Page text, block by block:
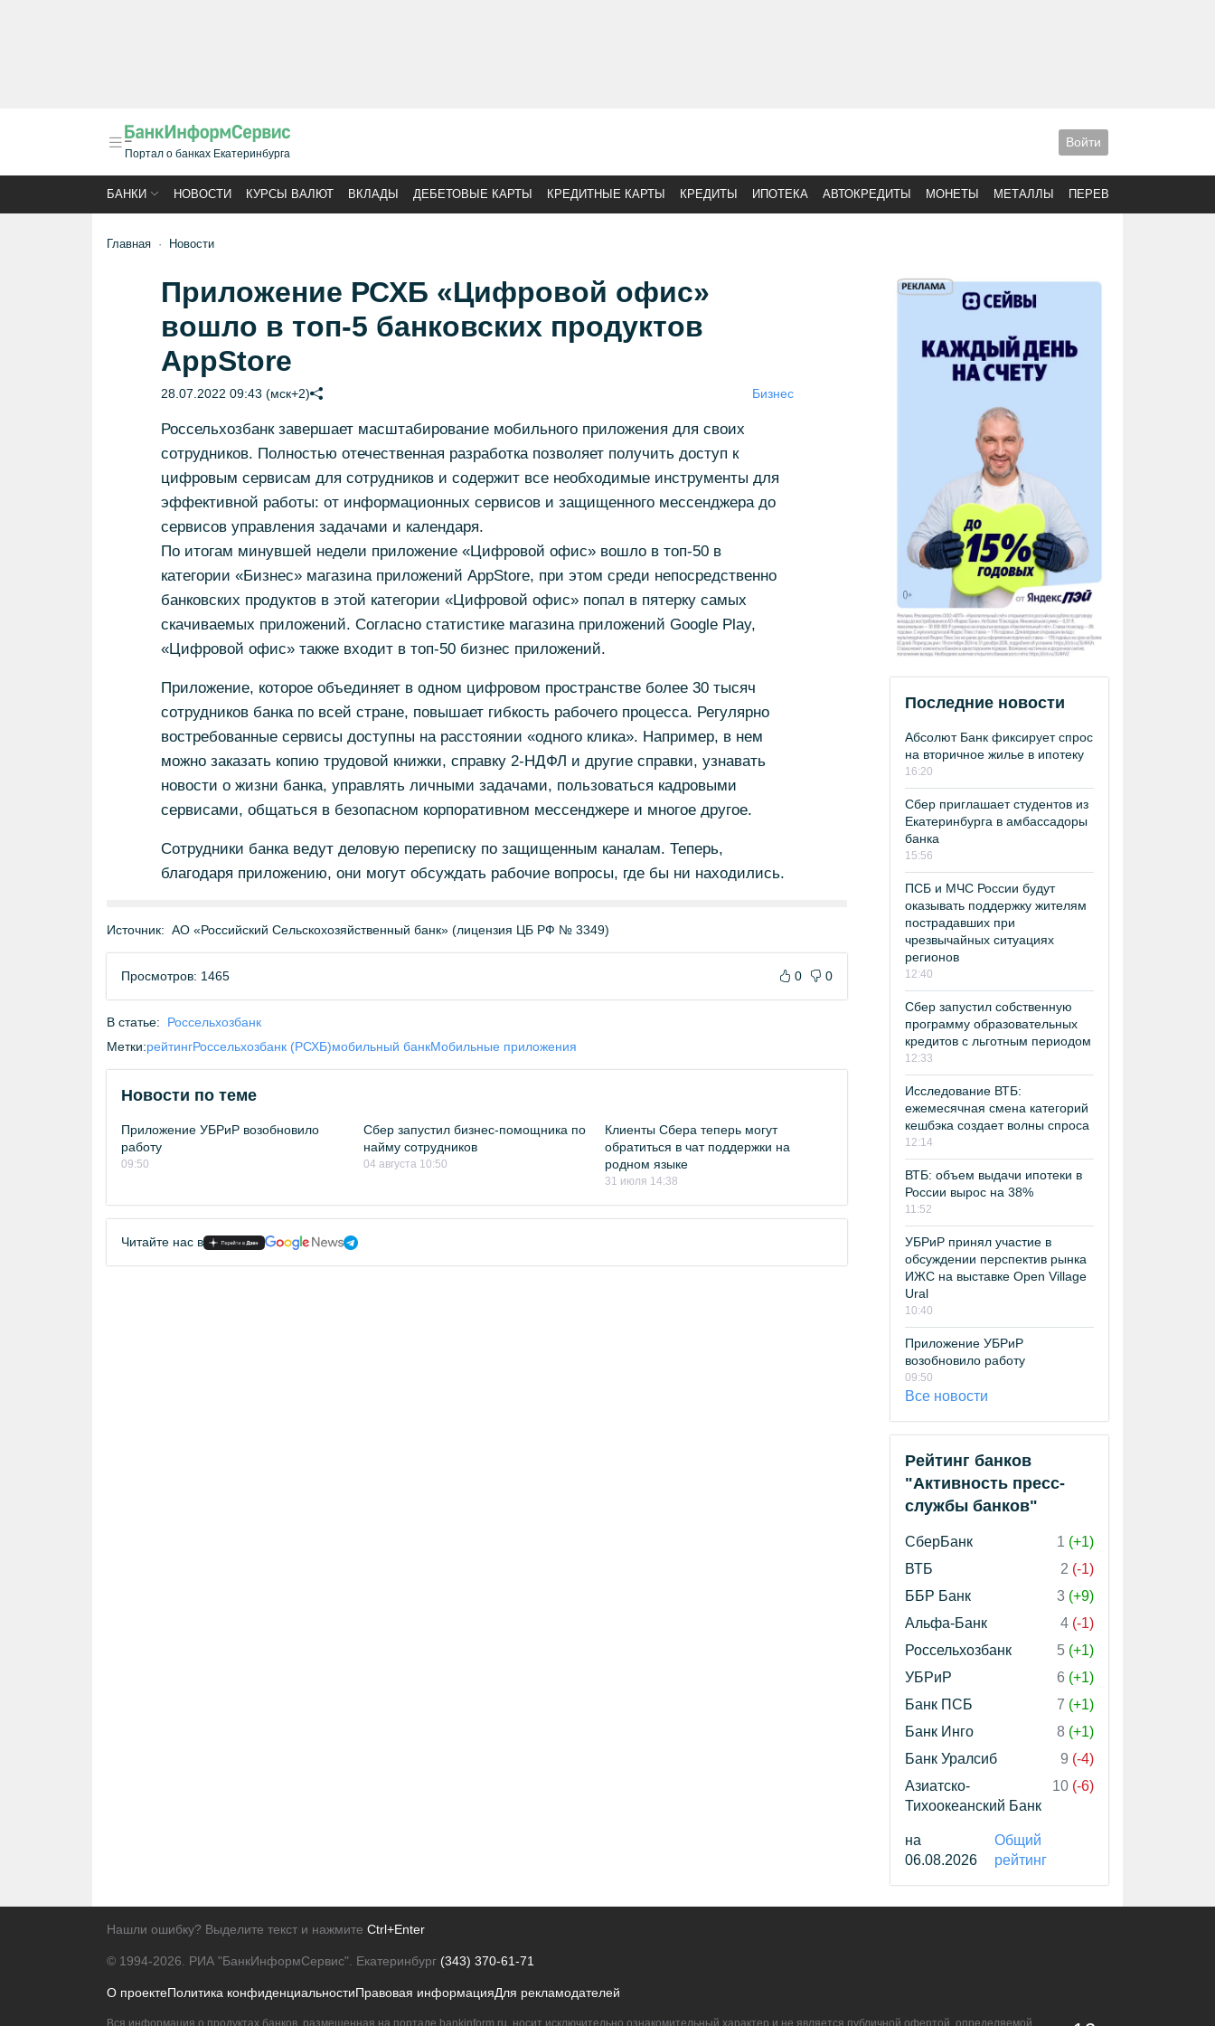
Портал о банках Екатеринбурга
Войти
БАНКИ НОВОСТИ КУРСЫ ВАЛЮТ ВКЛАДЫ ДЕБЕТОВЫЕ КАРТЫ КРЕДИТНЫЕ КАРТЫ КРЕДИТЫ ИПОТЕКА АВТОКРЕДИТЫ МОНЕТЫ МЕТАЛЛЫ ПЕРЕВОДЫ
Главная Новости
Приложение РСХБ «Цифровой офис»
вошло в топ-5 банковских продуктов
AppStore
28.07.2022 09:43 (мск+2) Бизнес
Россельхозбанк завершает масштабирование мобильного приложения для своих
сотрудников. Полностью отечественная разработка позволяет получить доступ к
цифровым сервисам для сотрудников и содержит все необходимые инструменты для
эффективной работы: от информационных сервисов и защищенного мессенджера до
сервисов управления задачами и календаря.
По итогам минувшей недели приложение «Цифровой офис» вошло в топ-50 в
категории «Бизнес» магазина приложений AppStore, при этом среди непосредственно
банковских продуктов в этой категории «Цифровой офис» попал в пятерку самых
скачиваемых приложений. Согласно статистике магазина приложений Google Play,
«Цифровой офис» также входит в топ-50 бизнес приложений.
Приложение, которое объединяет в одном цифровом пространстве более 30 тысяч
сотрудников банка по всей стране, повышает гибкость рабочего процесса. Регулярно
востребованные сервисы доступны на расстоянии «одного клика». Например, в нем
можно заказать копию трудовой книжки, справку 2-НДФЛ и другие справки, узнавать
новости о жизни банка, управлять личными задачами, пользоваться кадровыми
сервисами, общаться в безопасном корпоративном мессенджере и многое другое.
Сотрудники банка ведут деловую переписку по защищенным каналам. Теперь,
благодаря приложению, они могут обсуждать рабочие вопросы, где бы ни находились.
Источник: АО «Российский Сельскохозяйственный банк» (лицензия ЦБ РФ № 3349)
Просмотров: 1465 0 0
В статье:
Россельхозбанк
Метки:рейтингРоссельхозбанк (РСХБ)мобильный банкМобильные приложения
Новости по теме
Приложение УБРиР возобновило
работу
09:50
Сбер запустил бизнес-помощника по
найму сотрудников
04 августа 10:50
Клиенты Сбера теперь могут
обратиться в чат поддержки на
родном языке
31 июля 14:38
Читайте нас в
Последние новости
Абсолют Банк фиксирует спрос
на вторичное жилье в ипотеку
16:20
Сбер приглашает студентов из
Екатеринбурга в амбассадоры
банка
15:56
ПСБ и МЧС России будут
оказывать поддержку жителям
пострадавших при
чрезвычайных ситуациях
регионов
12:40
Сбер запустил собственную
программу образовательных
кредитов с льготным периодом
12:33
Исследование ВТБ:
ежемесячная смена категорий
кешбэка создает волны спроса
12:14
ВТБ: объем выдачи ипотеки в
России вырос на 38%
11:52
УБРиР принял участие в
обсуждении перспектив рынка
ИЖС на выставке Open Village
Ural
10:40
Приложение УБРиР
возобновило работу
09:50
Все новости
Рейтинг банков
"Активность пресс-
службы банков"
СберБанк 1 (+1)
ВТБ
2 (-1)
ББР Банк
3 (+9)
Альфа-Банк
4 (-1)
Россельхозбанк
5 (+1)
УБРиР
6 (+1)
Банк ПСБ
7 (+1)
Банк Инго
8 (+1)
Банк Уралсиб
9 (-4)
Азиатско-
Тихоокеанский Банк
10 (-6)
на
06.08.2026
Общий
рейтинг
Нашли ошибку? Выделите текст и нажмите Ctrl+Enter
© 1994-2026. РИА "БанкИнформСервис". Екатеринбург (343) 370-61-71
О проектеПолитика конфиденциальностиПравовая информацияДля рекламодателей
Вся информация о продуктах банков, размещенная на портале bankinform.ru, носит исключительно ознакомительный характер и не является публичной офертой, определяемой